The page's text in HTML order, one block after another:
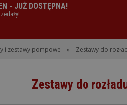
i zestawy pompowe » Zestawy do
Zestawy do